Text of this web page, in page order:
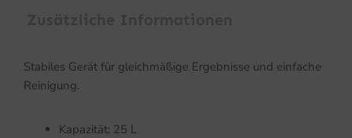
Stabiles Gerät für gleichmäßige Ergebnisse und einfache
Reinigung.
Kapazität: 25 L